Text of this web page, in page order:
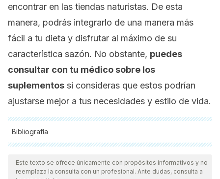
encontrar en las tiendas naturistas. De esta
manera, podrás integrarlo de una manera más
fácil a tu dieta y disfrutar al máximo de su
característica sazón. No obstante, puedes
consultar con tu médico sobre los
suplementos si consideras que estos podrían
ajustarse mejor a tus necesidades y estilo de vida.
Bibliografía
Todas las fuentes citadas fueron revisadas a profundidad por
nuestro equipo, para asegurar su calidad, confiabilidad,
vigencia y validez.La bibliografía de este artículo fue
Este texto se ofrece únicamente con propósitos informativos y no
reemplaza la consulta con un profesional. Ante dudas, consulta a